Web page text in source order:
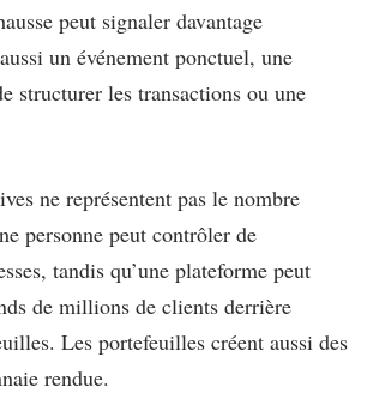
peut signaler davantage
un événement ponctuel, une
structurer les transactions ou une
ne représentent pas le nombre
personne peut contrôler de
tandis qu’une plateforme peut
de millions de clients derrière
Les portefeuilles créent aussi des
rendue.